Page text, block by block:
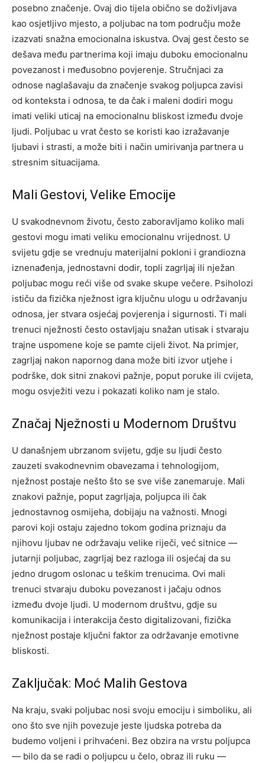
posebno značenje. Ovaj dio tijela obično se doživljava
kao osjetljivo mjesto, a poljubac na tom području može
izazvati snažna emocionalna iskustva. Ovaj gest često se
dešava među partnerima koji imaju duboku emocionalnu
povezanost i međusobno povjerenje. Stručnjaci za
odnose naglašavaju da značenje svakog poljupca zavisi
od konteksta i odnosa, te da čak i maleni dodiri mogu
imati veliki uticaj na emocionalnu bliskost između dvoje
ljudi. Poljubac u vrat često se koristi kao izražavanje
ljubavi i strasti, a može biti i način umirivanja partnera u
stresnim situacijama.
Mali Gestovi, Velike Emocije
U svakodnevnom životu, često zaboravljamo koliko mali
gestovi mogu imati veliku emocionalnu vrijednost. U
svijetu gdje se vrednuju materijalni pokloni i grandiozna
iznenađenja, jednostavni dodir, topli zagrljaj ili nježan
poljubac mogu reći više od svake skupe večere. Psiholozi
ističu da fizička nježnost igra ključnu ulogu u održavanju
odnosa, jer stvara osjećaj povjerenja i sigurnosti. Ti mali
trenuci nježnosti često ostavljaju snažan utisak i stvaraju
trajne uspomene koje se pamte cijeli život. Na primjer,
zagrljaj nakon napornog dana može biti izvor utjehe i
podrške, dok sitni znakovi pažnje, poput poruke ili cvijeta,
mogu osvježiti vezu i pokazati koliko nam je stalo.
Značaj Nježnosti u Modernom Društvu
U današnjem ubrzanom svijetu, gdje su ljudi često
zauzeti svakodnevnim obavezama i tehnologijom,
nježnost postaje nešto što se sve više zanemaruje. Mali
znakovi pažnje, poput zagrljaja, poljupca ili čak
jednostavnog osmijeha, dobijaju na važnosti. Mnogi
parovi koji ostaju zajedno tokom godina priznaju da
njihovu ljubav ne održavaju velike riječi, već sitnice —
jutarnji poljubac, zagrljaj bez razloga ili osjećaj da su
jedno drugom oslonac u teškim trenucima. Ovi mali
trenuci stvaraju duboku povezanost i jačaju odnos
između dvoje ljudi. U modernom društvu, gdje su
komunikacija i interakcija često digitalizovani, fizička
nježnost postaje ključni faktor za održavanje emotivne
bliskosti.
Zaključak: Moć Malih Gestova
Na kraju, svaki poljubac nosi svoju emociju i simboliku, ali
ono što sve njih povezuje jeste ljudska potreba da
budemo voljeni i prihvaćeni. Bez obzira na vrstu poljupca
— bilo da se radi o poljupcu u čelo, obraz ili ruku —